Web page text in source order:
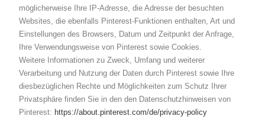
möglicherweise Ihre IP-Adresse, die Adresse der besuchten
Websites, die ebenfalls Pinterest-Funktionen enthalten, Art und
Einstellungen des Browsers, Datum und Zeitpunkt der Anfrage,
Ihre Verwendungsweise von Pinterest sowie Cookies.
Weitere Informationen zu Zweck, Umfang und weiterer
Verarbeitung und Nutzung der Daten durch Pinterest sowie Ihre
diesbezüglichen Rechte und Möglichkeiten zum Schutz Ihrer
Privatsphäre finden Sie in den den Datenschutzhinweisen von
Pinterest: https://about.pinterest.com/de/privacy-policy